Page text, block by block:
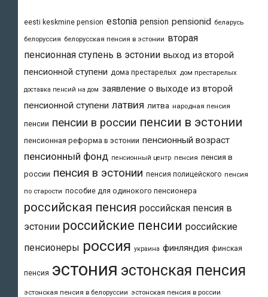
eesti keskmine pension estonia pension pensionid беларусь
белоруссия белорусская пенсия в эстонии вторая
пенсионная ступень в эстонии выход из второй
пенсионной ступени дома престарелых дом престарелых
доставка пенсий на дом заявление о выходе из второй
пенсионной ступени латвия литва народная пенсия
пенсии пенсии в россии пенсии в эстонии
пенсионная реформа в эстонии пенсионный возраст
пенсионный фонд пенсионный центр пенсия пенсия в
россии пенсия в эстонии пенсия полицейского пенсия
по старости пособие для одинокого пенсионера
российская пенсия российская пенсия в
эстонии российские пенсии российские
пенсионеры россия украина финляндия финская
пенсия эстония эстонская пенсия
эстонская пенсия в белоруссии эстонская пенсия в россии